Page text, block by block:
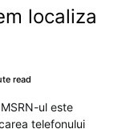
localiza
read
ul este
telefonului